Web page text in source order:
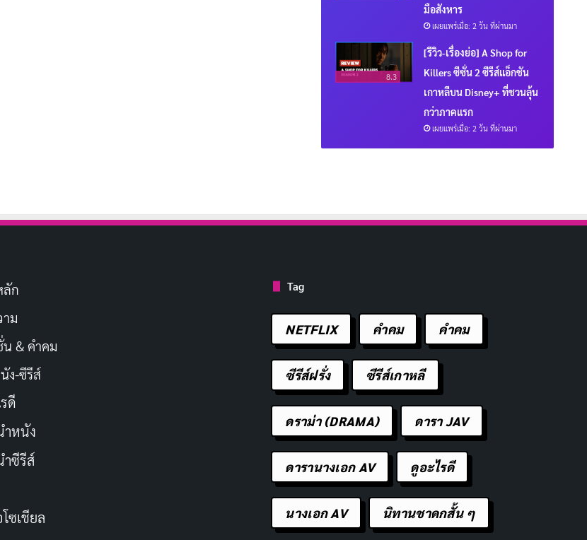
มือสังหาร
เผยแพร่เมื่อ: 2 วัน ที่ผ่านมา
8.3
[รีวิว-เรื่องย่อ] A Shop for
Killers ซีซั่น 2 ซีรีส์แอ็กชัน
เกาหลีบน Disney+ ที่ชวนลุ้น
กว่าภาคแรก
เผยแพร่เมื่อ: 2 วัน ที่ผ่านมา
ก
ม
& คำคม
ง-ซีรีส์
ดี
ำหนัง
ซีรีส์
ซเชียล
Tag
NETFLIX คำคม คําคม
ซีรีส์ฝรั่ง ซีรีส์เกาหลี
ดราม่า (DRAMA) ดารา JAV
ดารานางเอก AV ดูอะไรดี
นางเอก AV นิทานชาดกสั้น ๆ